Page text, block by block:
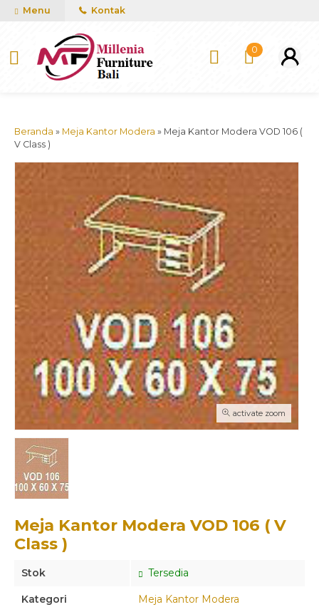
mUCn7CwGawCVTvwq7a99f4AgACOVgZvYEW65FFSDBf0
Menu Kontak
0
Beranda » Meja Kantor Modera » Meja Kantor Modera VOD 106 (
V Class )
activate zoom
Meja Kantor Modera VOD 106 ( V
Class )
Stok Tersedia
Kategori Meja Kantor Modera